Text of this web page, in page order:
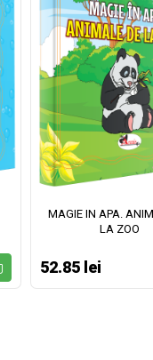
MAGIE IN APA.
LA ZOO
52.85 lei